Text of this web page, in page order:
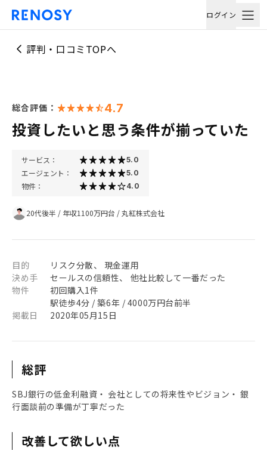
ログイン
評判・口コミTOPへ
総合評価： 4.7
投資したいと思う条件が揃っていた
サービス： 5.0
エージェント： 5.0
物件： 4.0
20代後半 / 年収1100万円台 /丸紅株式会社
目的
リスク分散、 現金運用
決め手
セールスの信頼性、 他社比較して一番だった
物件
初回購入1件
駅徒歩4分 / 築6年 / 4000万円台前半
掲載日
2020年05月15日
総評
SBJ銀行の低金利融資・ 会社としての将来性やビジョン・ 銀
行面談前の準備が丁寧だった
改善して欲しい点